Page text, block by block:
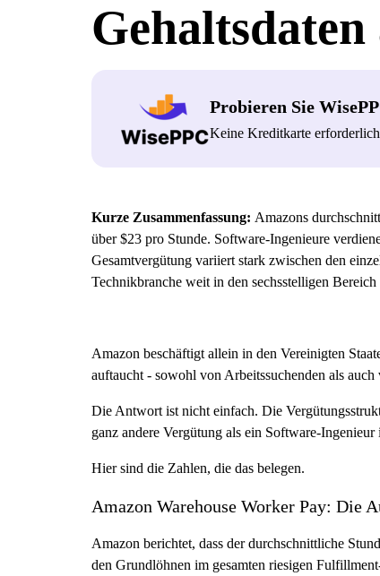
Probieren Sie
Keine Kreditkarte erforderlich
Kurze Zusammenfassung: Amazons
über $23 pro Stunde. Software-Ingenieure
Gesamtvergütung variiert stark zwischen den
Technikbranche weit in den sechsstelligen
Amazon beschäftigt allein in den Vereinigten
auftaucht - sowohl von Arbeitssuchenden als
Die Antwort ist nicht einfach. Die
ganz andere Vergütung als ein Software-Ingenieur
Hier sind die Zahlen, die das belegen.
Amazon Warehouse Worker Pay: Die
Amazon berichtet, dass der durchschnittliche
den Grundlöhnen im gesamten riesigen